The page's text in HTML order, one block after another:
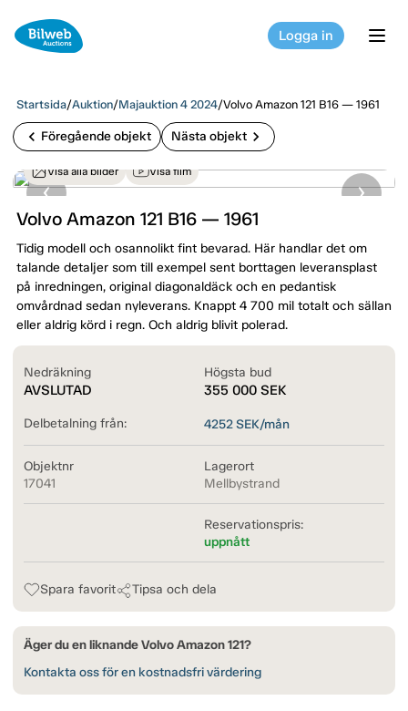
Logga in
Startsida/Auktion/Majauktion 4 2024/Volvo Amazon 121 B16 — 1961
chevron_left Föregående objekt Nästa objekt chevron_right
Visa alla bilder Visa film
Volvo Amazon 121 B16 — 1961
Tidig modell och osannolikt fint bevarad. Här handlar det om
talande detaljer som till exempel sent borttagen leveransplast
på inredningen, original diagonaldäck och en pedantisk
omvårdnad sedan nyleverans. Knappt 4 700 mil totalt och sällan
eller aldrig körd i regn. Och aldrig blivit polerad.
Nedräkning
AVSLUTAD
Högsta bud
355 000 SEK
Delbetalning från: 4252SEK/mån
Objektnr
17041
Lagerort
Mellbystrand
Reservationspris:
uppnått
Spara favorit Tipsa och dela
Äger du en liknande Volvo Amazon 121?
Kontakta oss för en kostnadsfri värdering